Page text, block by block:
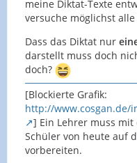
meine Diktat-Texte
versuche möglichst
Dass das Diktat nur
darstellt muss doch
doch?
[Blockierte Grafik:
http://www.cosgan.de/
] Ein Lehrer muss
Schüler von heute auf
vorbereiten.